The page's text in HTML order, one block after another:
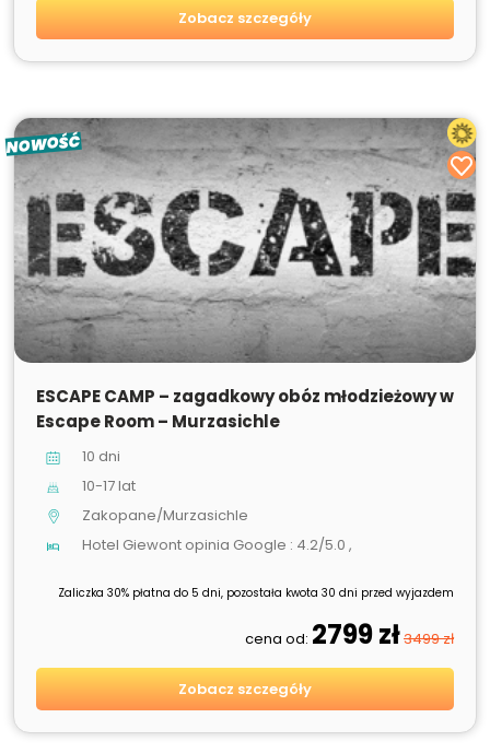
Zobacz szczegóły
NOWOŚĆ
SPRZEDANE
ESCAPE CAMP – zagadkowy obóz młodzieżowy w
Escape Room – Murzasichle
10 dni
10-17 lat
Zakopane/Murzasichle
Hotel Giewont opinia Google : 4.2/5.0 ,
Zaliczka 30% płatna do 5 dni, pozostała kwota 30 dni przed wyjazdem
cena od: 2799 zł3499 zł
Zobacz szczegóły